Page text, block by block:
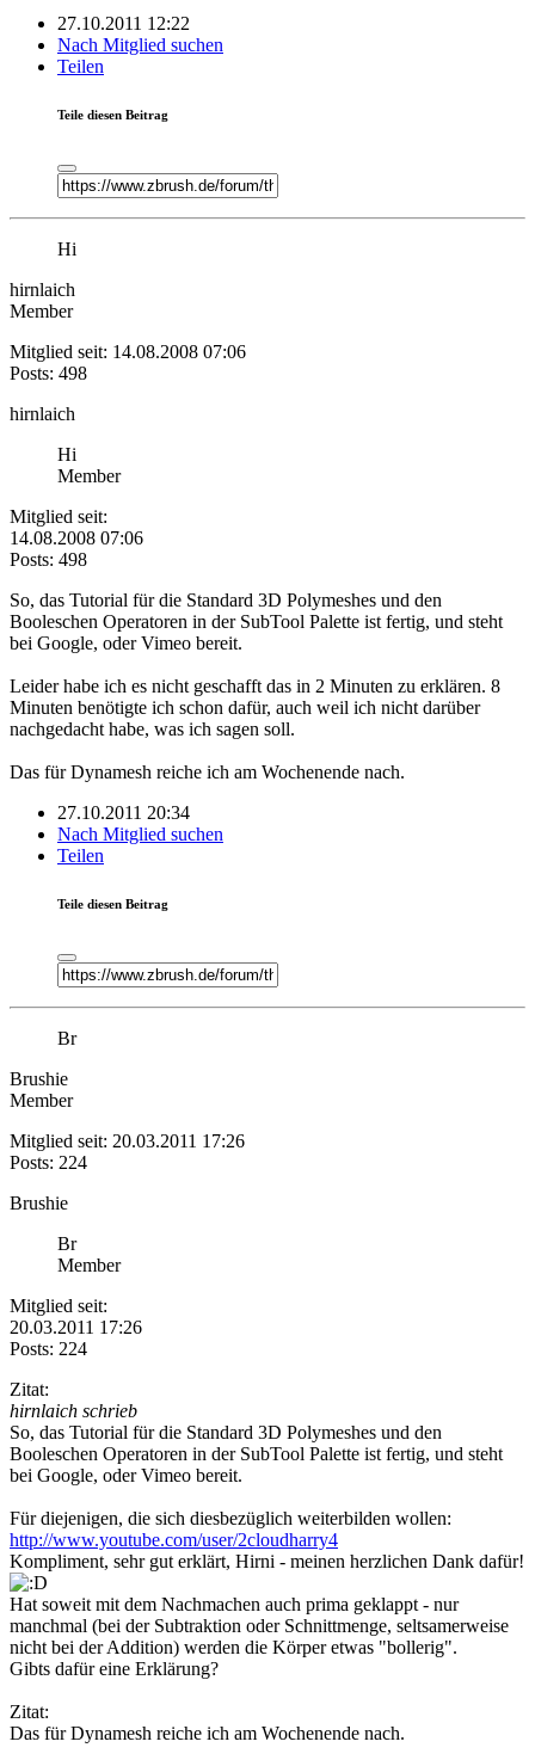
27.10.2011 12:22
Nach Mitglied suchen
Teilen
Teile diesen Beitrag
Hi
hirnlaich
Member
Mitglied seit: 14.08.2008 07:06
Posts: 498
hirnlaich
Hi
Member
Mitglied seit:
14.08.2008 07:06
Posts: 498
So, das Tutorial für die Standard 3D Polymeshes und den
Booleschen Operatoren in der SubTool Palette ist fertig, und steht
bei Google, oder Vimeo bereit.
Leider habe ich es nicht geschafft das in 2 Minuten zu erklären. 8
Minuten benötigte ich schon dafür, auch weil ich nicht darüber
nachgedacht habe, was ich sagen soll.
Das für Dynamesh reiche ich am Wochenende nach.
27.10.2011 20:34
Nach Mitglied suchen
Teilen
Teile diesen Beitrag
Br
Brushie
Member
Mitglied seit: 20.03.2011 17:26
Posts: 224
Brushie
Br
Member
Mitglied seit:
20.03.2011 17:26
Posts: 224
Zitat:
hirnlaich schrieb
So, das Tutorial für die Standard 3D Polymeshes und den
Booleschen Operatoren in der SubTool Palette ist fertig, und steht
bei Google, oder Vimeo bereit.
Für diejenigen, die sich diesbezüglich weiterbilden wollen:
http://www.youtube.com/user/2cloudharry4
Kompliment, sehr gut erklärt, Hirni - meinen herzlichen Dank dafür!
Hat soweit mit dem Nachmachen auch prima geklappt - nur
manchmal (bei der Subtraktion oder Schnittmenge, seltsamerweise
nicht bei der Addition) werden die Körper etwas "bollerig".
Gibts dafür eine Erklärung?
Zitat:
Das für Dynamesh reiche ich am Wochenende nach.